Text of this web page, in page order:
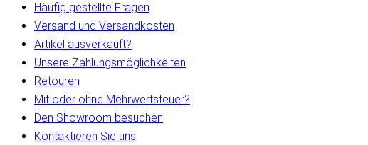
Häufig gestellte Fragen
Versand und Versandkosten
Artikel ausverkauft?
Unsere Zahlungsmöglichkeiten
Retouren
Mit oder ohne Mehrwertsteuer?
Den Showroom besuchen
Kontaktieren Sie uns